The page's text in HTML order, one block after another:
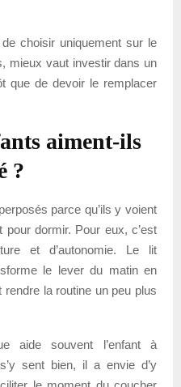
choisir uniquement sur le
mieux vaut investir dans un
que de devoir le remplacer
aiment-ils
?
parce qu’ils y voient
pour dormir. Pour eux, c’est
et d’autonomie. Le lit
le lever du matin en
la routine un peu plus
aide souvent l’enfant à
sent bien, il a envie d’y